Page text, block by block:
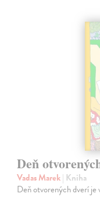
Deň
Vadas Marek| Kniha
Deň otvorených dverí je